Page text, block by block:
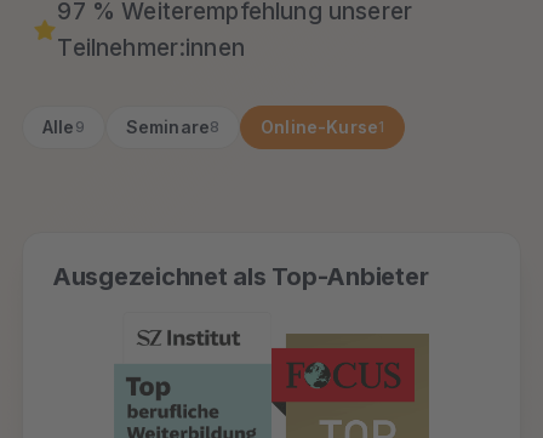
97 % Weiterempfehlung unserer
Teilnehmer:innen
Alle 9 Seminare8 Online-Kurse1
Ausgezeichnet als Top-Anbieter